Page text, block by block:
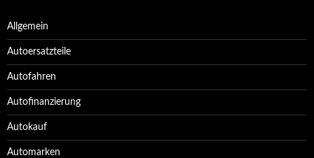
Allgemein
Autoersatzteile
Autofahren
Autofinanzierung
Autokauf
Automarken